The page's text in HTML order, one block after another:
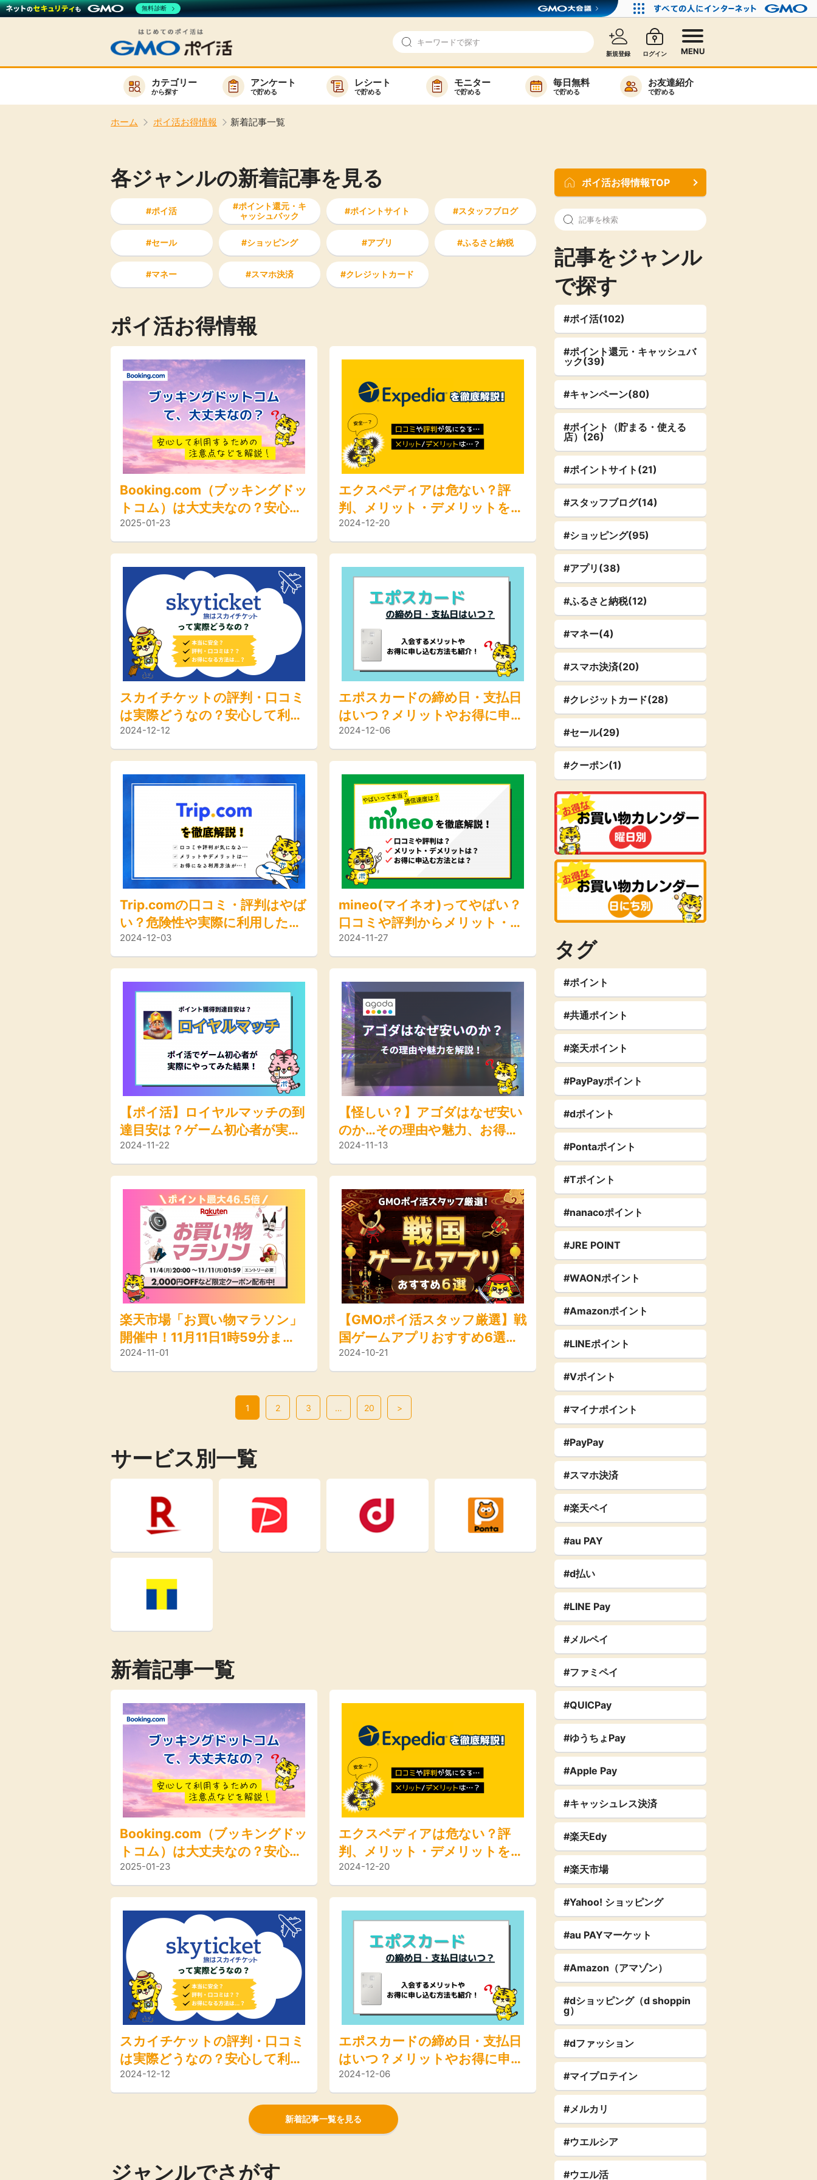
新規登録 ログイン MENU
お知らせ
新着
無料
アンケート
買い物
モニター
ヘルプセンター
カテゴリー
から探す
アンケート
で貯める
レシート
で貯める
モニター
で貯める
毎日無料
で貯める
お友達紹介
で貯める
ホーム ポイ活お得情報 新着記事一覧
サービスから検索
楽天サービス一覧
Rakuten Fash
購入額の3.5%P
楽天証券
340P
楽天ビューテ
購入額の0.7%P
楽天24
購入額の1%P
楽天トラベル
購入額の1%P 購入額の1%P
楽天toto【無
140P
その他の楽天サービス一覧
カテゴリーから検索
高還元 無料
アンケート レシ活
（貯まる・使えるお店）
情報
各ジャンルの新着記事を見る
ポイ活
ポイント還元・キ
ャッシュバック
ポイントサイト スタッフブログ
セール ショッピング アプリ ふるさと納税
マネー スマホ決済 クレジットカード
ポイ活お得情報
Booking.com（ブッキングドッ
トコム）は大丈夫なの？安心し
て利用するための注意点などを
解説！
2025-01-23
エクスペディアは危ない？評
判、メリット・デメリットを徹
底解説
2024-12-20
スカイチケットの評判・口コミ
は実際どうなの？安心して利用
するためのポイントやお得な方
法をご紹介！
2024-12-12
エポスカードの締め日・支払日
はいつ？メリットやお得に申し
込む方法も紹介！
2024-12-06
Trip.comの口コミ・評判はやば
い？危険性や実際に利用した感
想を徹底解説
2024-12-03
mineo(マイネオ)ってやばい？
口コミや評判からメリット・デ
メリットを徹底解説！お得に申
込む方法もご紹介！
2024-11-27
【ポイ活】ロイヤルマッチの到
達目安は？ゲーム初心者が実際
にやってみた結果！
2024-11-22
【怪しい？】アゴダはなぜ安い
のか…その理由や魅力、お得に
旅行を楽しむ方法を解説！
2024-11-13
楽天市場「お買い物マラソン」
開催中！11月11日1時59分ま
で！ポイント最大46.5倍
2024-11-01
【GMOポイ活スタッフ厳選】戦
国ゲームアプリおすすめ6選！
信長の野望、獅子が如く……ど
れも熱い！[PR]
2024-10-21
1 2 3 … 20 >
サービス別一覧
新着記事一覧
Booking.com（ブッキングドッ
トコム）は大丈夫なの？安心し
て利用するための注意点などを
解説！
2025-01-23
エクスペディアは危ない？評
判、メリット・デメリットを徹
底解説
2024-12-20
スカイチケットの評判・口コミ
は実際どうなの？安心して利用
するためのポイントやお得な方
法をご紹介！
2024-12-12
エポスカードの締め日・支払日
はいつ？メリットやお得に申し
込む方法も紹介！
2024-12-06
新着記事一覧を見る
ジャンルでさがす
ポイ活お得情報TOP
記事をジャンル
で探す
#ポイ活(102)
#ポイント還元・キャッシュバ
ック(39)
#キャンペーン(80)
#ポイント（貯まる・使える
店）(26)
#ポイントサイト(21)
#スタッフブログ(14)
#ショッピング(95)
#アプリ(38)
#ふるさと納税(12)
#マネー(4)
#スマホ決済(20)
#クレジットカード(28)
#セール(29)
#クーポン(1)
タグ
#ポイント
#共通ポイント
#楽天ポイント
#PayPayポイント
#dポイント
#Pontaポイント
#Tポイント
#nanacoポイント
#JRE POINT
#WAONポイント
#Amazonポイント
#LINEポイント
#Vポイント
#マイナポイント
#PayPay
#スマホ決済
#楽天ペイ
#au PAY
#d払い
#LINE Pay
#メルペイ
#ファミペイ
#QUICPay
#ゆうちょPay
#Apple Pay
#キャッシュレス決済
#楽天Edy
#楽天市場
#Yahoo! ショッピング
#au PAYマーケット
#Amazon（アマゾン）
#dショッピング（d shoppin
g）
#dファッション
#マイプロテイン
#メルカリ
#ウエルシア
#ウエル活
無料診断